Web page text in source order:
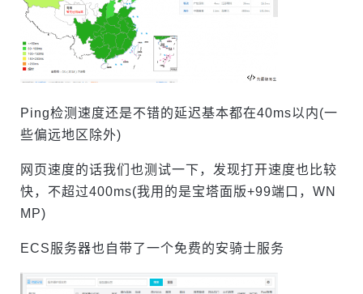
Ping检测速度还是不错的延迟基本都在40ms以内(一
些偏远地区除外)
网页速度的话我们也测试一下，发现打开速度也比较
快，不超过400ms(我用的是宝塔面版+99端口，WN
MP)
ECS服务器也自带了一个免费的安骑士服务